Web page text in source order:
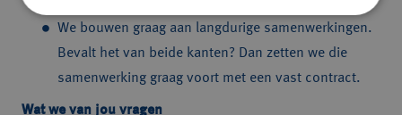
We bouwen graag aan langdurige samenwerkingen.
Bevalt het van beide kanten? Dan zetten we die
samenwerking graag voort met een vast contract.
Wat we van jou vragen